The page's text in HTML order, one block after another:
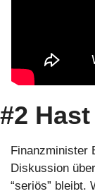
#2
Finanzminister
Diskussion
“seriös” bleibt.